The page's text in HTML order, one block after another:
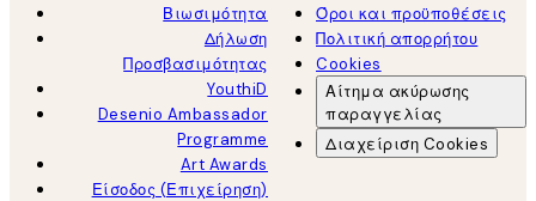
Βιωσιμότητα
Δήλωση
Προσβασιμότητας
YouthiD
Desenio Ambassador
Programme
Art Awards
Είσοδος (Επιχείρηση)
Όροι και προϋποθέσεις
Πολιτική απορρήτου
Cookies
Αίτημα ακύρωσης
παραγγελίας
Διαχείριση Cookies